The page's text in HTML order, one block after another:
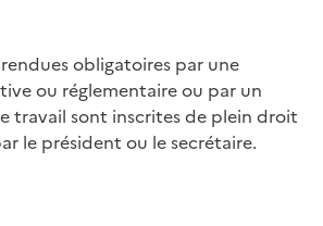
obligatoires par une
ou réglementaire ou par un
travail sont inscrites de plein droit
le président ou le secrétaire.